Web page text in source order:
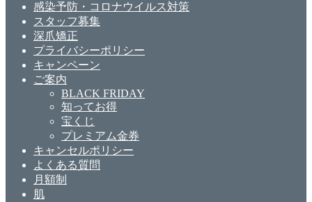
感染予防・コロナウイルス対策
スタッフ募集
深爪矯正
プライバシーポリシー
キャンペーン
ご案内
BLACK FRIDAY
知ってお得
宝くじ
プレミアム金券
キャンセルポリシー
よくある質問
月額制
肌